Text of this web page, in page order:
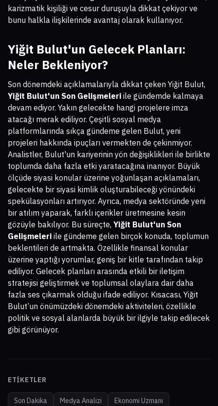
karizmatik kişiliği ve cesur duruşuyla dikkat çekiyor ve
bunu halkla ilişkilerinde avantaj olarak kullanıyor.
Yiğit Bulut'un Gelecek Planları:
Neler Bekleniyor?
Son dönemdeki açıklamalarıyla dikkat çeken Yiğit Bulut,
Yiğit Bulut'un Son Gelişmeleri ile gündemde kalmaya
devam ediyor. Yakın gelecekte hangi projelere imza
atacağı merak ediliyor. Çeşitli sosyal medya
platformlarında sıkça gündeme gelen Bulut, yeni
projeleri hakkında ipuçları vermekten de çekinmiyor.
Analistler, Bulut'un kariyerinin yön değişiklikleri ile birlikte
toplumda daha fazla etki yaratacağına inanıyor. Büyük
ölçüde siyasi konular üzerine yoğunlaşan açıklamaları,
gelecekte bir siyasi kimlik oluşturabileceği yönündeki
spekülasyonları artırıyor. Ayrıca, medya sektöründe yeni
bir atılım yaparak, farklı içerikler üretmesine kesin
gözüyle bakılıyor. Bu süreçte, Yiğit Bulut'un Son
Gelişmeleri ile gündeme gelen birçok konuda, toplumun
beklentileri de artmakta. Özellikle finansal konular
üzerine yaptığı yorumlar, geniş bir kitle tarafından takip
ediliyor. Gelecek planları arasında etkili bir iletişim
stratejisi geliştirmek ve toplumsal olaylara dair daha
fazla ses çıkarmak olduğu ifade ediliyor. Kısacası, Yiğit
Bulut’un önümüzdeki dönemdeki aktiviteleri, özellikle
politik ve sosyal alanlarda büyük bir ilgiyle takip edilecek
gibi görünüyor.
ETIKETLER
Son Dakika Medya Analizi
Ekonomi Uzmanı